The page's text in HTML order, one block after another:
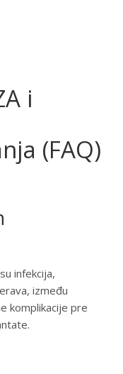
i
(FAQ)
infekcija,
između
komplikacije pre